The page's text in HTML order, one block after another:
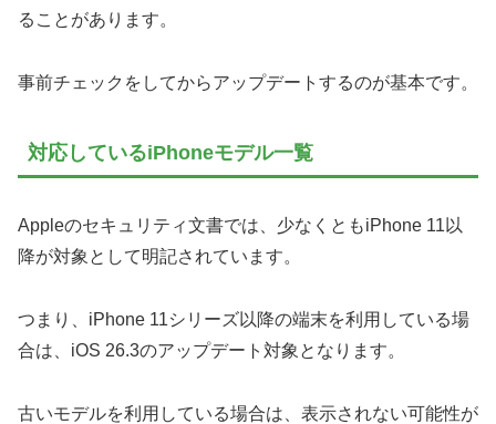
ることがあります。
事前チェックをしてからアップデートするのが基本です。
対応しているiPhoneモデル一覧
Appleのセキュリティ文書では、少なくともiPhone 11以
降が対象として明記されています。
つまり、iPhone 11シリーズ以降の端末を利用している場
合は、iOS 26.3のアップデート対象となります。
古いモデルを利用している場合は、表示されない可能性が